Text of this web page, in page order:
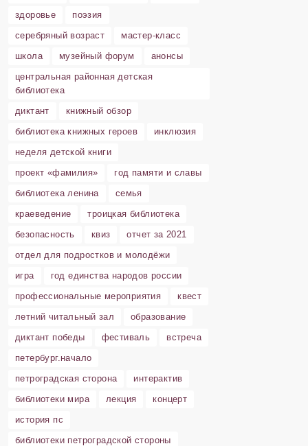
здоровье
поэзия
серебряный возраст
мастер-класс
школа
музейный форум
анонсы
центральная районная детская
библиотека
диктант
книжный обзор
библиотека книжных героев
инклюзия
неделя детской книги
проект «фамилия»
год памяти и славы
библиотека ленина
семья
краеведение
троицкая библиотека
безопасность
квиз
отчет за 2021
отдел для подростков и молодёжи
игра
год единства народов россии
профессиональные мероприятия
квест
летний читальный зал
образование
диктант победы
фестиваль
встреча
петербург.начало
петроградская сторона
интерактив
библиотеки мира
лекция
концерт
история пс
библиотеки петроградской стороны